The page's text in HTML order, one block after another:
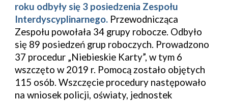
roku odbyły się 3 posiedzenia Zespołu
Interdyscyplinarnego. Przewodnicząca
Zespołu powołała 34 grupy robocze. Odbyło
się 89 posiedzeń grup roboczych. Prowadzono
37 procedur „Niebieskie Karty”, w tym 6
wszczęto w 2019 r. Pomocą zostało objętych
115 osób. Wszczęcie procedury następowało
na wniosek policji, oświaty, jednostek